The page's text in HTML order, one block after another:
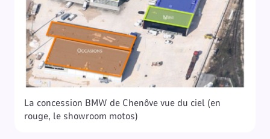
La concession BMW de Chenôve vue du ciel (en
rouge, le showroom motos)